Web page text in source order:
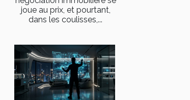
joue au prix, et pourtant,
dans les coulisses,...